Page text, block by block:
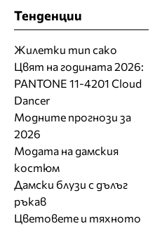
Тенденции
Жилетки тип сако
Цвят на годината 2026:
PANTONE 11-4201 Cloud
Dancer
Модните прогнози за
2026
Модата на дамския
костюм
Дамски блузи с дълъг
ръкав
Цветовете и тяхното